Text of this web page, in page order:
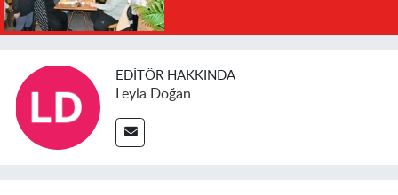
EDITÖR HAKKINDA
Leyla Doğan